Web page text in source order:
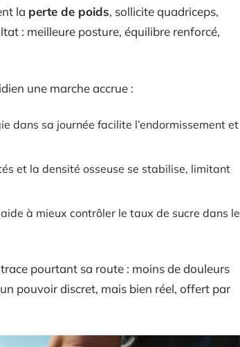
la perte de poids, sollicite quadriceps,
: meilleure posture, équilibre renforcé,
une marche accrue :
dans sa journée facilite l’endormissement et
et la densité osseuse se stabilise, limitant
à mieux contrôler le taux de sucre dans le
pourtant sa route : moins de douleurs
pouvoir discret, mais bien réel, offert par